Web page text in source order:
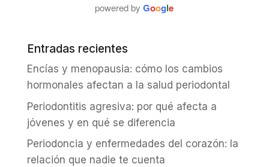
powered byGoogle
Entradas recientes
Encías y menopausia: cómo los cambios
hormonales afectan a la salud periodontal
Periodontitis agresiva: por qué afecta a
jóvenes y en qué se diferencia
Periodoncia y enfermedades del corazón: la
relación que nadie te cuenta